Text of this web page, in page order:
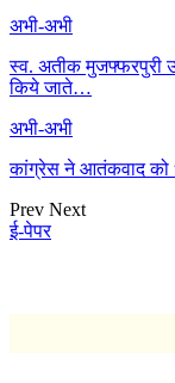
अभी-अभी
स्व. अतीक मुजफ्फरपुरी
किये जाते…
अभी-अभी
कांग्रेस ने आतंकवाद को
Prev Next
ई-पेपर